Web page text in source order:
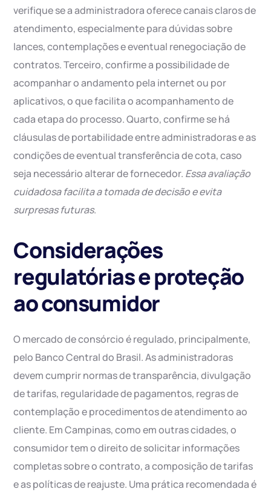
verifique se a administradora oferece canais claros de
atendimento, especialmente para dúvidas sobre
lances, contemplações e eventual renegociação de
contratos. Terceiro, confirme a possibilidade de
acompanhar o andamento pela internet ou por
aplicativos, o que facilita o acompanhamento de
cada etapa do processo. Quarto, confirme se há
cláusulas de portabilidade entre administradoras e as
condições de eventual transferência de cota, caso
seja necessário alterar de fornecedor. Essa avaliação
cuidadosa facilita a tomada de decisão e evita
surpresas futuras.
Considerações
regulatórias e proteção
ao consumidor
O mercado de consórcio é regulado, principalmente,
pelo Banco Central do Brasil. As administradoras
devem cumprir normas de transparência, divulgação
de tarifas, regularidade de pagamentos, regras de
contemplação e procedimentos de atendimento ao
cliente. Em Campinas, como em outras cidades, o
consumidor tem o direito de solicitar informações
completas sobre o contrato, a composição de tarifas
e as políticas de reajuste. Uma prática recomendada é